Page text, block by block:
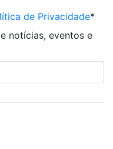
de Privacidade*
notícias, eventos e